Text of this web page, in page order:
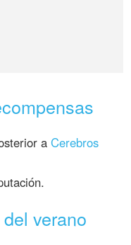
aCerebros
verano